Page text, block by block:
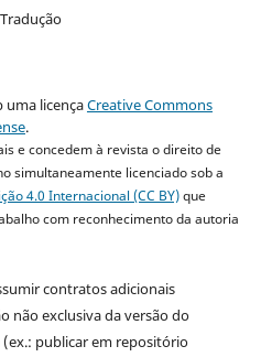
uma licençaCreative Commons
.
e concedem à revista o direito de
simultaneamente licenciado sob a
4.0 Internacional (CC BY)que
com reconhecimento da autoria
contratos adicionais
não exclusiva da versão do
publicar em repositório